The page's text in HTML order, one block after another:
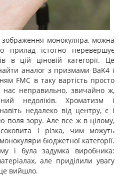
зображення монокуляра, можна
прилад істотно перевершує
в цій ціновій категорії. Це
аналог з призмами BaK4 і
FMC в таку вартість просто
нас неправильно, звичайно ж,
недоліків. Хроматизм і
недалеко від центру, є і
поля зору. Але все ж в цілому,
і різка, чим можуть
бюджетної категорії.
і була задумка виробника:
але приділили увагу
це вийшло.